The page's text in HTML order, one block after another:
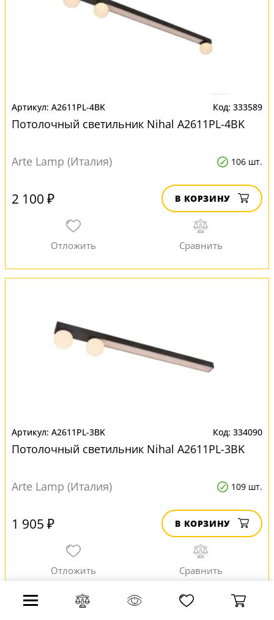
A2611PL-4BK 333589
Потолочный светильник Nihal A2611PL-4BK
Arte Lamp (Италия) 106 шт.
2 100 ₽ В КОРЗИНУ
A2611PL-3BK 334090
Потолочный светильник Nihal A2611PL-3BK
Arte Lamp (Италия) 109 шт.
1 905 ₽ В КОРЗИНУ